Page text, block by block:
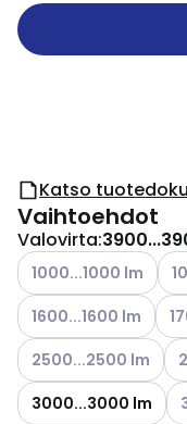
Katso
Vaihtoehdot
Valovirta:
Katso käytettävissä
1000...1000 lm
Katso käytettävissä
1600...1600 lm
Katso käytettävissä
2500...2500 lm
3000...3000 lm